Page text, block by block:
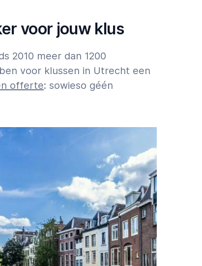
voor jouw klus
2010 meer dan 1200
voor klussen in Utrecht een
offerte: sowieso géén